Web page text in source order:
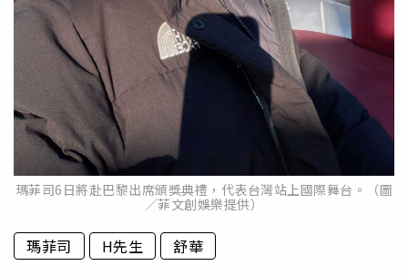
瑪菲司6日將赴巴黎出席頒獎典禮，代表台灣站上國際舞台。（圖
／菲文創娛樂提供）
瑪菲司 H先生 舒華